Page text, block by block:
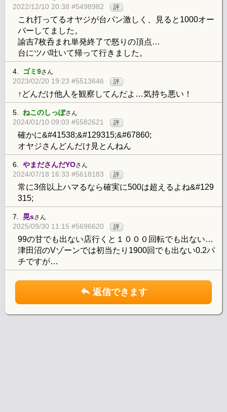
2022/12/10 20:38 #5498982 評
これ打ってるオヤジが台パン激しく、見ると1000オー
バーしてました。
諭吉7枚呑まれ単発終了で怒りの頂点…
台にツバ吐いて帰って行きました。
4. ゴミ9さん
2023/02/20 19:23 #5513646 評
↑どんだけ他人を観察してんだよ…気持ち悪い！
5. ねこのしっぽさん
2024/01/10 09:03 #5582621 評
確かに&#41538;&#129315;&#67860;
オヤジさんどんだけ見とんねん
6. やまださんだYOさん
2024/07/18 16:33 #5618183 評
常に3倍以上ハマるなら確実に500は超えるよね&#129
315;
7. 晃sさん
2025/09/30 11:15 #5696620 評
99の甘でも出ない店行くと１０００回転でも出ない…
津田沼のVゾーンでは初当たり1900回でも出ない0.2パ
チですが…
返信できます